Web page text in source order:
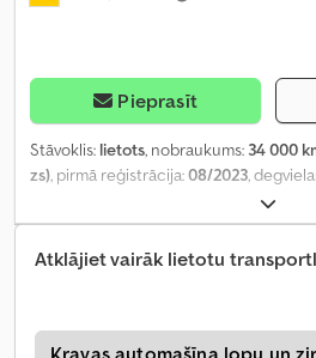
Pieprasīt
Stāvoklis: lietots, nobraukums: 34 000
zs), pirmā reģistrācija:08/2023,
, asu
retardētājs, krāsa:pelēks, pārnesuma
klase:Euro 6 , Aprīkojums: ABS, gaisa
kompresors, navigācijas sistēma,
Atklājiet vairāk lietotu
Kravas automašīna lopu un